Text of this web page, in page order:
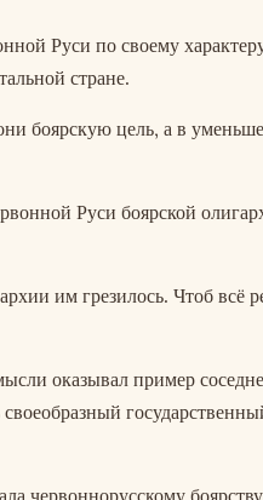
Руси по своему
стране.
боярскую цель, а в
Руси боярской
им грезилось. Чтоб всё
оказывал пример